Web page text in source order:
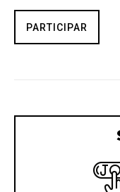
PARTICIPAR